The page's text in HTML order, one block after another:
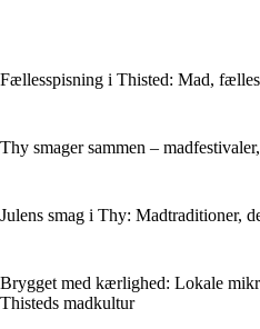
Fællesspisning i Thisted: Mad,
Thy smager sammen –
Julens smag i Thy: Madtraditioner,
Brygget med kærlighed: Lokale
Thisteds madkultur